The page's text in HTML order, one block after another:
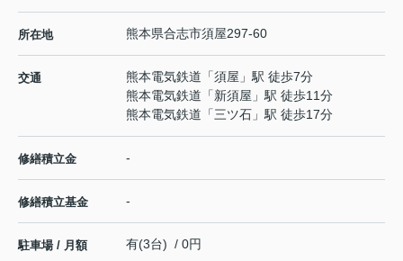
所在地 熊本県合志市須屋297-60
交通 熊本電気鉄道 「須屋 」駅 徒歩7分
熊本電気鉄道 「新須屋 」駅 徒歩11分
熊本電気鉄道 「三ツ石 」駅 徒歩17分
修繕積立金 -
修繕積立基金 -
駐車場 / 月額 有(3台) / 0円